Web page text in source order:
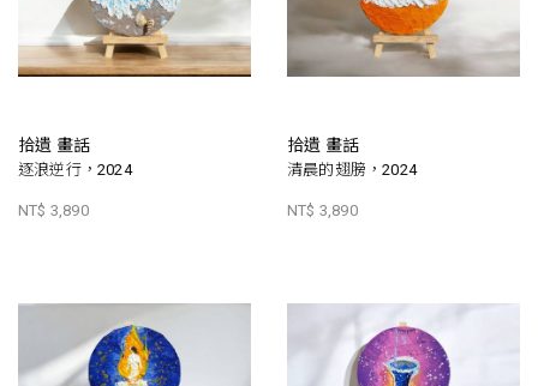
拾遺 畫話
逐浪逆行，2024
NT$ 3,890
拾遺 畫話
清晨的翅膀，2024
NT$ 3,890